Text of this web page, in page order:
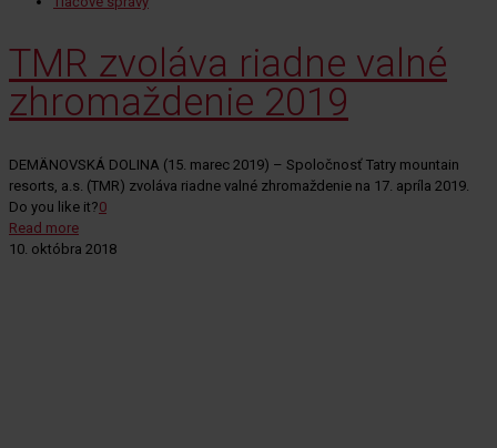
TMR zvoláva riadne valné
zhromaždenie 2019
DEMÄNOVSKÁ DOLINA (15. marec 2019) – Spoločnosť Tatry mountain
resorts, a.s. (TMR) zvoláva riadne valné zhromaždenie na 17. apríla 2019.
Do you like it?0
Read more
10. októbra 2018